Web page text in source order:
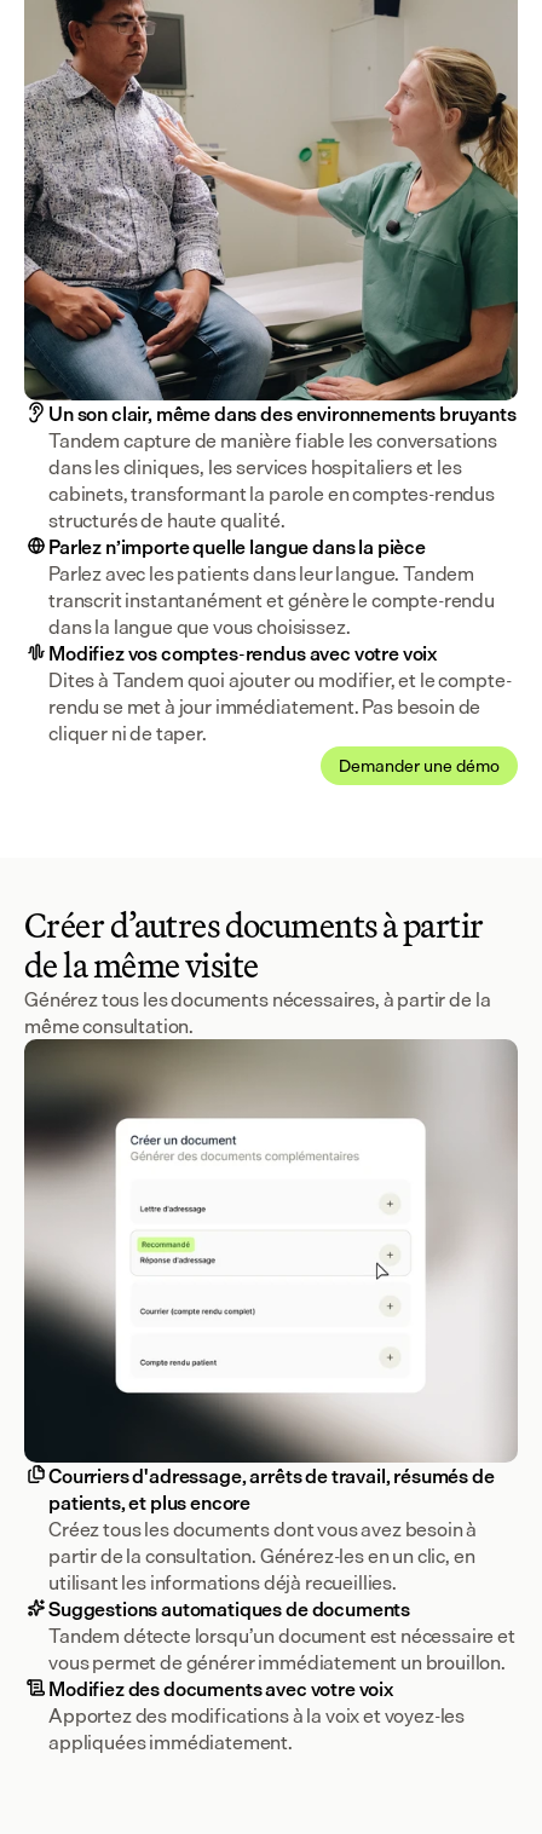
Demander une démo
Un son clair, même dans des environnements bruyants
Tandem capture de manière fiable les conversations
dans les cliniques, les services hospitaliers et les
cabinets, transformant la parole en comptes-rendus
Parlez n’importe quelle langue dans la pièce
Parlez avec les patients dans leur langue. Tandem
transcrit instantanément et génère le compte-rendu
dans la langue que vous choisissez.
Modifiez vos comptes-rendus avec votre voix
Dites à Tandem quoi ajouter ou modifier, et le compte-
rendu se met à jour immédiatement. Pas besoin de
cliquer ni de taper.
Créer d’autres documents à partir
de la même visite
Générez tous les documents nécessaires, à partir de la
même consultation.
Courriers d'adressage, arrêts de travail, résumés de
patients, et plus encore
Créez tous les documents dont vous avez besoin à
partir de la consultation. Générez-les en un clic, en
utilisant les informations déjà recueillies.
Suggestions automatiques de documents
Tandem détecte lorsqu’un document est nécessaire et
vous permet de générer immédiatement un brouillon.
Modifiez des documents avec votre voix
Apportez des modifications à la voix et voyez-les
appliquées immédiatement.